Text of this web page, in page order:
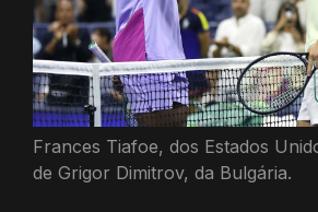
Frances Tiafoe, dos Estados
de Grigor Dimitrov, da Bulgária.